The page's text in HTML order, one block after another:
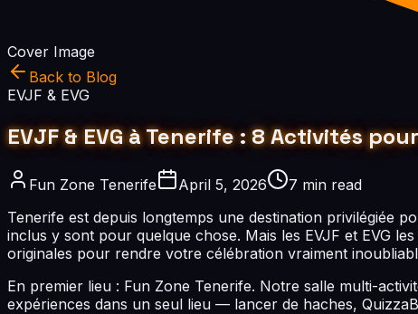
Cover Image
Back to Blog
EVJF & EVG
EVJF & EVG à Tenerife : 8 Activités
Fun Zone Tenerife April 5, 2026
7 min read
Tenerife est depuis longtemps une destination privilégiée
inclus y sont pour quelque chose. Mais les EVJF et EVG
originales pour rendre votre célébration vraiment
En premier lieu : Fun Zone Tenerife. Notre salle multi-
expériences dans un seul lieu — lancer de haches,